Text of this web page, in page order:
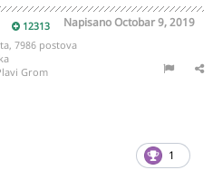
12313 NapisanoOctobar 9, 2019
7986 postova
Grom
1